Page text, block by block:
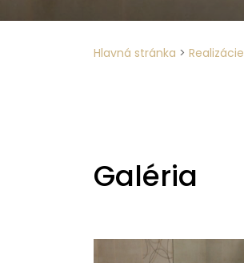
Hlavná stránka > Realizácie
Galéria